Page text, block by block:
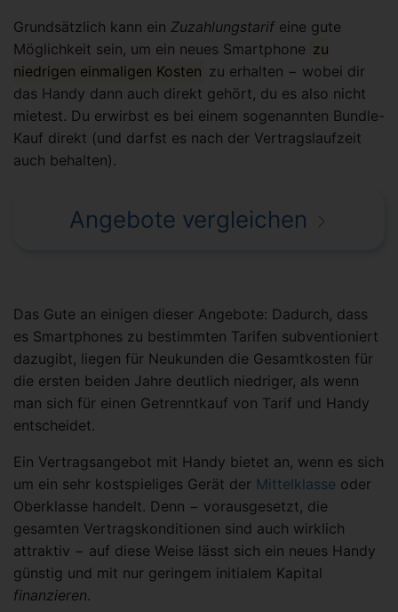
Grundsätzlich kann ein Zuzahlungstarifeine gute
Möglichkeit sein, um ein neues Smartphone zu
niedrigen einmaligen Kosten zu erhalten − wobei dir
das Handy dann auch direkt gehört, du es also nicht
mietest. Du erwirbst es bei einem sogenannten Bundle-
Kauf direkt (und darfst es nach der Vertragslaufzeit
auch behalten).
Angebote vergleichen
Das Gute an einigen dieser Angebote: Dadurch, dass
es Smartphones zu bestimmten Tarifen subventioniert
dazugibt, liegen für Neukunden die Gesamtkosten für
die ersten beiden Jahre deutlich niedriger, als wenn
man sich für einen Getrenntkauf von Tarif und Handy
entscheidet.
Ein Vertragsangebot mit Handy bietet an, wenn es sich
um ein sehr kostspieliges Gerät der Mittelklasse oder
Oberklasse handelt. Denn − vorausgesetzt, die
gesamten Vertragskonditionen sind auch wirklich
attraktiv − auf diese Weise lässt sich ein neues Handy
günstig und mit nur geringem initialem Kapital
finanzieren.